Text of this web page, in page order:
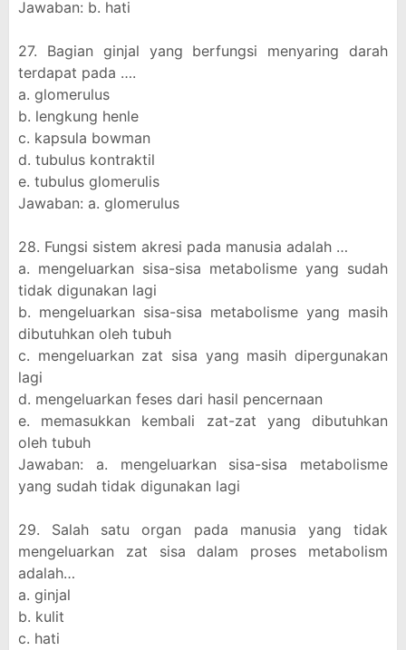
Jawaban: b. hati
27. Bagian ginjal yang berfungsi menyaring darah
terdapat pada ….
a. glomerulus
b. lengkung henle
c. kapsula bowman
d. tubulus kontraktil
e. tubulus glomerulis
Jawaban: a. glomerulus
28. Fungsi sistem akresi pada manusia adalah …
a. mengeluarkan sisa-sisa metabolisme yang sudah
tidak digunakan lagi
b. mengeluarkan sisa-sisa metabolisme yang masih
dibutuhkan oleh tubuh
c. mengeluarkan zat sisa yang masih dipergunakan
lagi
d. mengeluarkan feses dari hasil pencernaan
e. memasukkan kembali zat-zat yang dibutuhkan
oleh tubuh
Jawaban: a. mengeluarkan sisa-sisa metabolisme
yang sudah tidak digunakan lagi
29. Salah satu organ pada manusia yang tidak
mengeluarkan zat sisa dalam proses metabolism
adalah…
a. ginjal
b. kulit
c. hati